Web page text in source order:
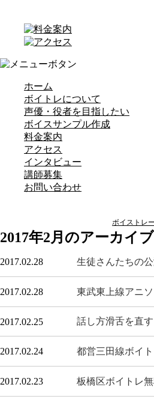
ホーム
ボイトレについて
声優・役者を目指したい
ボイスサンプル作成
料金案内
アクセス
インタビュー
講師募集
お問い合わせ
ボイストレ
2017年2月のアーカイブ
2017.02.28 生徒さんたちの
2017.02.28 東武東上線アニ
2017.02.25 話し方滑舌を直
2017.02.24 都営三田線ボイ
2017.02.23 板橋区ボイトレ